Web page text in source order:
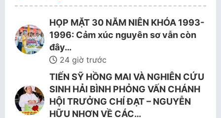
HỌP MẶT 30 NĂM NIÊN KHÓA 1993-
1996: Cảm xúc nguyên sơ vẫn còn
đây…
24 giờ trước
TIẾN SỸ HỒNG MAI VÀ NGHIÊN CỨU
SINH HẢI BÌNH PHỎNG VẤN CHÁNH
HỘI TRƯỞNG CHÍ ĐẠT – NGUYỄN
HỮU NHƠN VỀ CÁC…